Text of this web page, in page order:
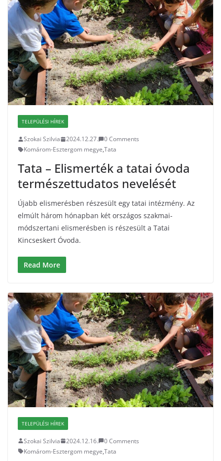
TELEPÜLÉSI HÍREK
Szokai Szilvia 2024.12.27.
0 Comments
Komárom-Esztergom megye,Tata
Tata – Elismerték a tatai óvoda
természettudatos nevelését
Újabb elismerésben részesült egy tatai intézmény. Az
elmúlt három hónapban két országos szakmai-
módszertani elismerésben is részesült a Tatai
Kincseskert Óvoda.
Read More
TELEPÜLÉSI HÍREK
Szokai Szilvia 2024.12.16.
0 Comments
Komárom-Esztergom megye,Tata